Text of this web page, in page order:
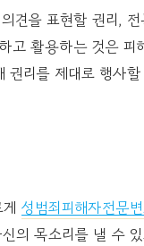
견을 표현할 권리,
고 활용하는 것은 피
권리를 제대로 행사
성범죄피해자전문
의 목소리를 낼 수